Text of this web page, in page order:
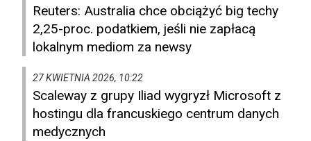
Reuters: Australia chce obciążyć big techy
2,25-proc. podatkiem, jeśli nie zapłacą
lokalnym mediom za newsy
27 KWIETNIA 2026, 10:22
Scaleway z grupy Iliad wygryzł Microsoft z
hostingu dla francuskiego centrum danych
medycznych